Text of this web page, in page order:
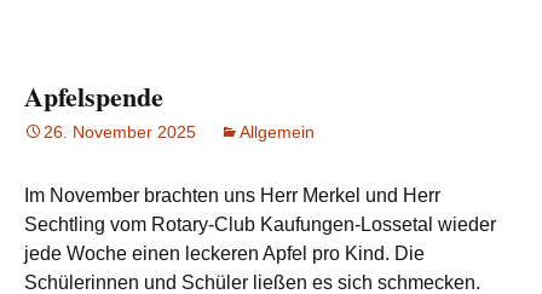
Apfelspende
26. November 2025 Allgemein
Im November brachten uns Herr Merkel und Herr
Sechtling vom Rotary-Club Kaufungen-Lossetal wieder
jede Woche einen leckeren Apfel pro Kind. Die
Schülerinnen und Schüler ließen es sich schmecken.